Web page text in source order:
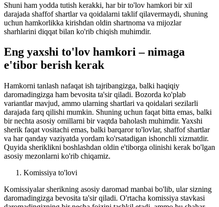
Shuni ham yodda tutish kerakki, har bir to'lov hamkori bir xil
darajada shaffof shartlar va qoidalarni taklif qilavermaydi, shuning
uchun hamkorlikka kirishdan oldin shartnoma va mijozlar
sharhlarini diqqat bilan ko'rib chiqish muhimdir.
Eng yaxshi to'lov hamkori – nimaga
e'tibor berish kerak
Hamkorni tanlash nafaqat ish tajribangizga, balki haqiqiy
daromadingizga ham bevosita ta'sir qiladi. Bozorda ko'plab
variantlar mavjud, ammo ularning shartlari va qoidalari sezilarli
darajada farq qilishi mumkin. Shuning uchun faqat bitta emas, balki
bir nechta asosiy omillarni bir vaqtda baholash muhimdir. Yaxshi
sherik faqat vositachi emas, balki barqaror to'lovlar, shaffof shartlar
va har qanday vaziyatda yordam ko'rsatadigan ishonchli xizmatdir.
Quyida sheriklikni boshlashdan oldin e'tiborga olinishi kerak bo'lgan
asosiy mezonlarni ko'rib chiqamiz.
Komissiya to'lovi
Komissiyalar sherikning asosiy daromad manbai bo'lib, ular sizning
daromadingizga bevosita ta'sir qiladi. O'rtacha komissiya stavkasi